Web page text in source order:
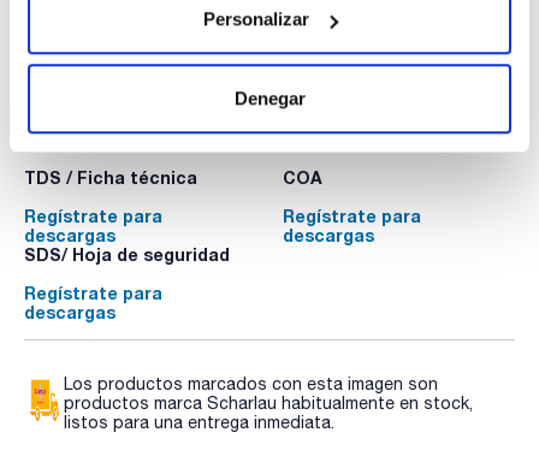
Personalizar
Denegar
Documentación técnica
TDS / Ficha técnica
Regístrate para
descargas
COA
Regístrate para
descargas
SDS/ Hoja de seguridad
Regístrate para
descargas
Los productos marcados con esta imagen son
productos marca Scharlau habitualmente en stock,
listos para una entrega inmediata.